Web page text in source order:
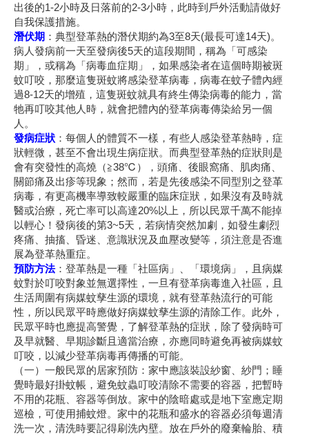
出後的1-2小時及日落前的2-3小時，此時到戶外活動請做好
自我保護措施。
潛伏期 ：典型登革熱的潛伏期約為3至8天(最長可達14天)。
病人發病前一天至發病後5天的這段期間，稱為「可感染
期」，或稱為「病毒血症期」，如果感染者在這個時期被斑
蚊叮咬，那麼這隻斑蚊將感染登革病毒，病毒在蚊子體內經
過8-12天的增殖，這隻斑蚊就具有終生傳染病毒的能力，當
牠再叮咬其他人時，就會把體內的登革病毒傳染給另一個
人。
發病症狀 ：每個人的體質不一樣，有些人感染登革熱時，症
狀輕微，甚至不會出現生病症狀。而典型登革熱的症狀則是
會有突發性的高燒（≧38℃），頭痛、後眼窩痛、肌肉痛、
關節痛及出疹等現象；然而，若是先後感染不同型別之登革
病毒，有更高機率導致較嚴重的臨床症狀，如果沒有及時就
醫或治療，死亡率可以高達20%以上，所以民眾千萬不能掉
以輕心！發病後的第3~5天，若病情突然加劇，如發生劇烈
疼痛、抽搐、昏迷、意識狀況及血壓改變等，須注意是否進
展為登革熱重症。
預防方法：登革熱是一種「社區病」、「環境病」，且病媒
蚊對於叮咬對象並無選擇性，一旦有登革病毒進入社區，且
生活周圍有病媒蚊孳生源的環境，就有登革熱流行的可能
性，所以民眾平時應做好病媒蚊孳生源的清除工作。此外，
民眾平時也應提高警覺，了解登革熱的症狀，除了發病時可
及早就醫、早期診斷且適當治療，亦應同時避免再被病媒蚊
叮咬，以減少登革病毒再傳播的可能。
（一）一般民眾的居家預防：家中應該裝設紗窗、紗門；睡
覺時最好掛蚊帳，避免蚊蟲叮咬清除不需要的容器，把暫時
不用的花瓶、容器等倒放。家中的陰暗處或是地下室應定期
巡檢，可使用捕蚊燈。家中的花瓶和盛水的容器必須每週清
洗一次，清洗時要記得刷洗內壁。放在戶外的廢棄輪胎、積